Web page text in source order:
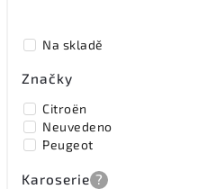
Na skladě
Značky
Citroën
Neuvedeno
Peugeot
Karoserie ?